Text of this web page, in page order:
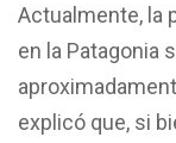
Actualmente, la
en la Patagonia
explicó que, si